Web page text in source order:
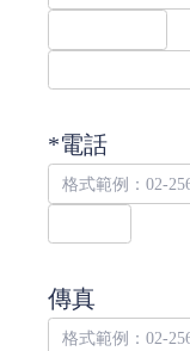
*電話
傳真